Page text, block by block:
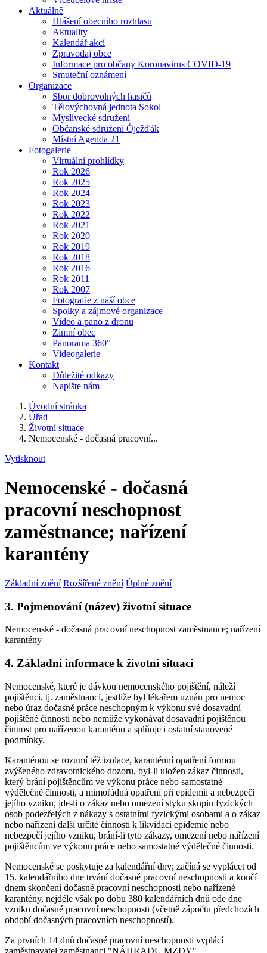
Aktuálně
Hlášení obecního rozhlasu
Aktuality
Kalendář akcí
Zpravodaj obce
Informace pro občany Koronavirus COVID-19
Smuteční oznámení
Organizace
Sbor dobrovolných hasičů
Tělovýchovná jednota Sokol
Myslivecké sdružení
Občanské sdružení Óježďák
Místní Agenda 21
Fotogalerie
Virtuální prohlídky
Rok 2026
Rok 2025
Rok 2024
Rok 2023
Rok 2022
Rok 2021
Rok 2020
Rok 2019
Rok 2018
Rok 2016
Rok 2011
Rok 2007
Fotografie z naší obce
Spolky a zájmové organizace
Video a pano z dronu
Zimní obec
Panorama 360°
Videogalerie
Kontakt
Důležité odkazy
Napište nám
Úvodní stránka
Úřad
Životní situace
Nemocenské - dočasná pracovní...
Vytisknout
Nemocenské - dočasná
pracovní neschopnost
zaměstnance; nařízení
karantény
Základní znění Rozšířené znění Úplné znění
3. Pojmenování (název) životní situace
Nemocenské - dočasná pracovní neschopnost zaměstnance; nařízení
karantény
4. Základní informace k životní situaci
Nemocenské, které je dávkou nemocenského pojištění, náleží
pojištěnci, tj. zaměstnanci, jestliže byl lékařem uznán pro nemoc
nebo úraz dočasně práce neschopným k výkonu své dosavadní
pojištěné činnosti nebo nemůže vykonávat dosavadní pojištěnou
činnost pro nařízenou karanténu a splňuje i ostatní stanovené
podmínky.
Karanténou se rozumí též izolace, karanténní opatření formou
zvýšeného zdravotnického dozoru, byl-li uložen zákaz činnosti,
který brání pojištěncům ve výkonu práce nebo samostatné
výdělečné činnosti, a mimořádná opatření při epidemii a nebezpečí
jejího vzniku, jde-li o zákaz nebo omezení styku skupin fyzických
osob podezřelých z nákazy s ostatními fyzickými osobami a o zákaz
nebo nařízení další určité činnosti k likvidaci epidemie nebo
nebezpečí jejího vzniku, brání-li tyto zákazy, omezení nebo nařízení
pojištěncům ve výkonu práce nebo samostatné výdělečné činnosti.
Nemocenské se poskytuje za kalendářní dny; začíná se vyplácet od
15. kalendářního dne trvání dočasné pracovní neschopnosti a končí
dnem skončení dočasné pracovní neschopnosti nebo nařízené
karantény, nejdéle však po dobu 380 kalendářních dnů ode dne
vzniku dočasné pracovní neschopnosti (včetně zápočtu předchozích
období dočasných pracovních neschopností).
Za prvních 14 dnů dočasné pracovní neschopnosti vyplácí
zaměstnavatel zaměstnanci "NÁHRADU MZDY".